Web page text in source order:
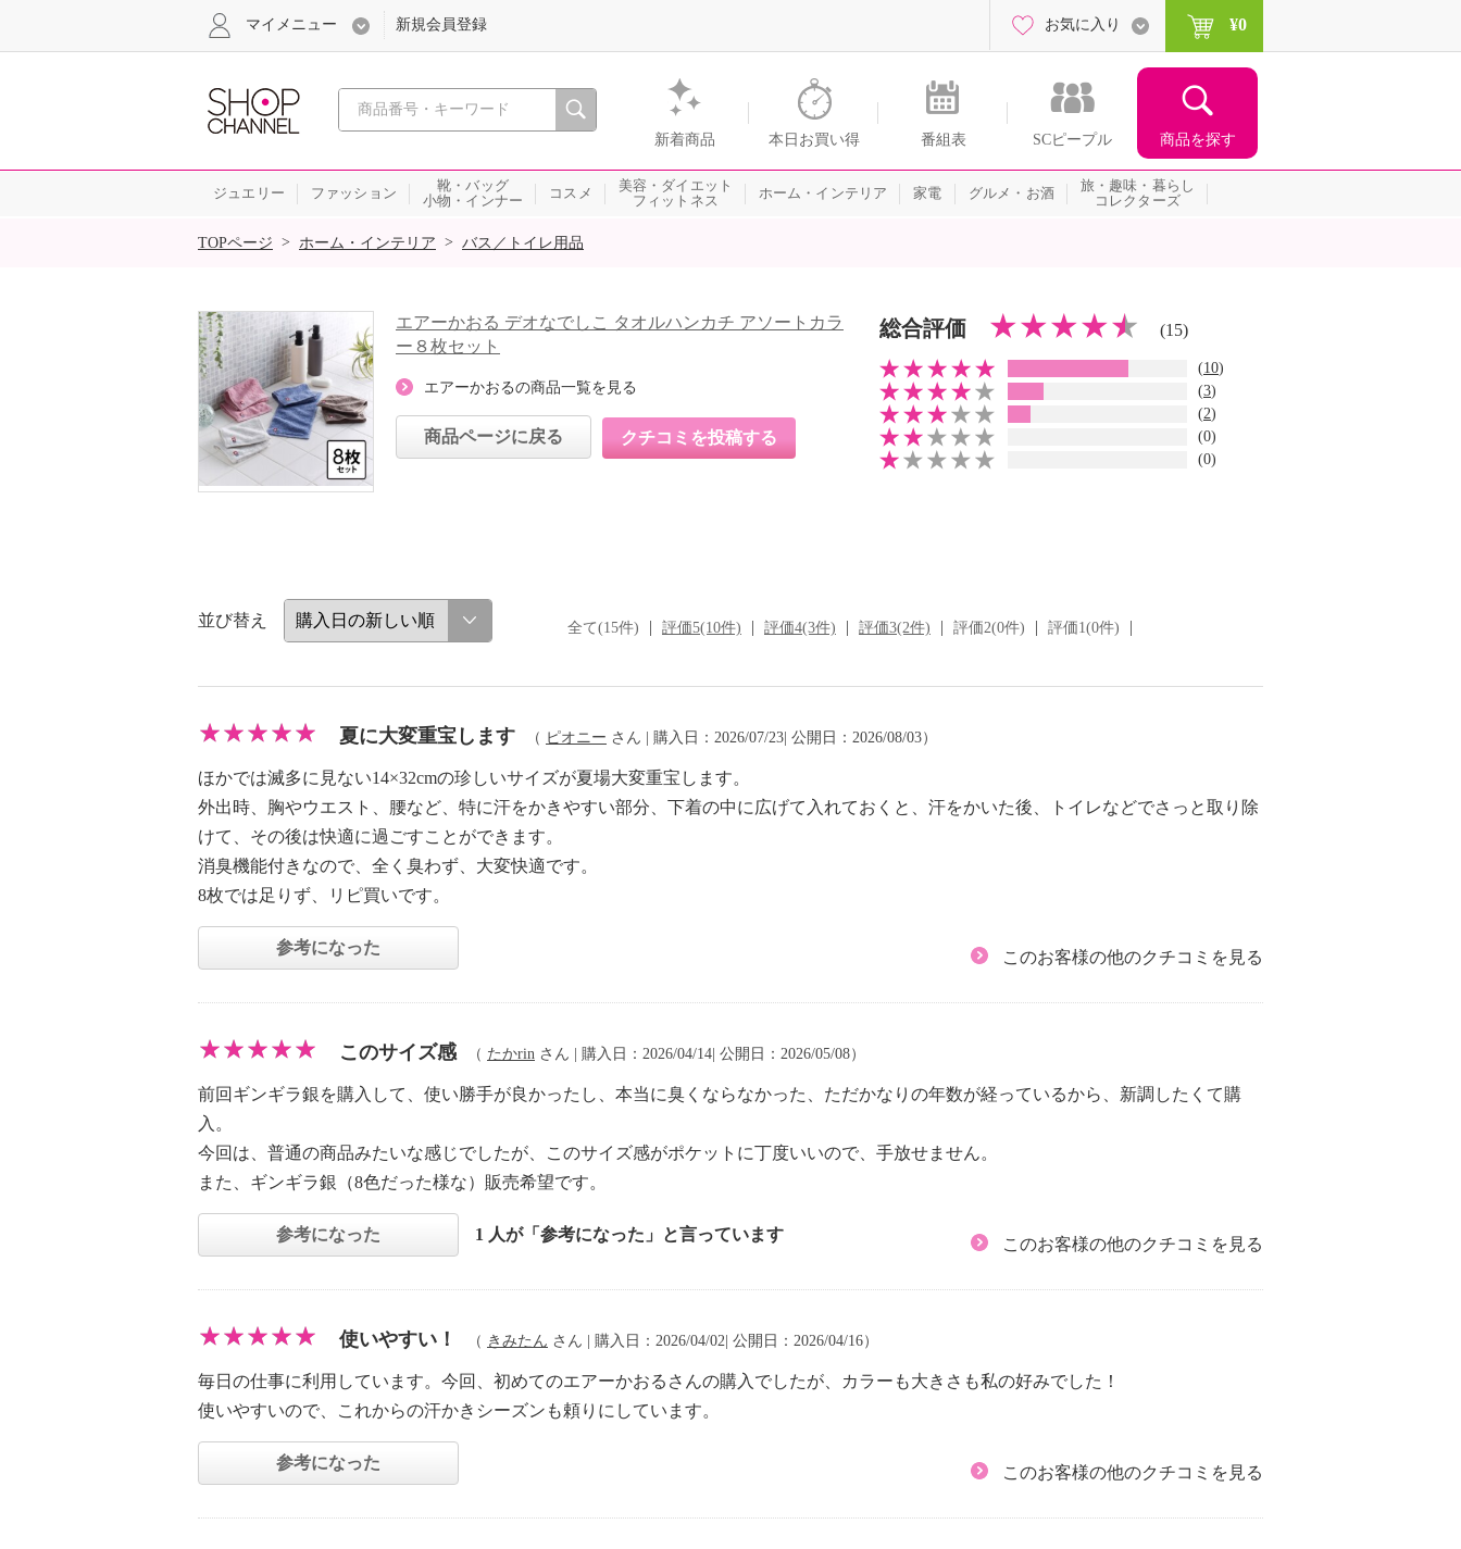
心おどる、瞬間を。通販・テレビショッピングのショップチャンネル
新着商品 本日お買い得 番組表 SCピープル 商品を探す
マイメニュー 新規会員登録 お気に入り ¥0
ジュエリー ファッション
靴・バッグ
小物・インナー
コスメ
美容・ダイエット
フィットネス
ホーム・インテリア 家電 グルメ・お酒
旅・趣味・暮らし
コレクターズ
SALE
TOPページ > ホーム・インテリア > バス／トイレ用品
エアーかおる デオなでしこ タオルハンカチ アソートカラ
ー８枚セット
エアーかおるの商品一覧を見る
商品ページに戻る クチコミを投稿する
総合評価 (15)
(10)
(3)
(2)
(0)
(0)
並び替え 全て(15件) 評価5(10件) 評価4(3件) 評価3(2件) 評価2(0件) 評価1(0件)
夏に大変重宝します （ ピオニー さん | 購入日：2026/07/23| 公開日：2026/08/03）
ほかでは滅多に見ない14×32cmの珍しいサイズが夏場大変重宝します。
外出時、胸やウエスト、腰など、特に汗をかきやすい部分、下着の中に広げて入れておくと、汗をかいた後、トイレなどでさっと取り除
けて、その後は快適に過ごすことができます。
消臭機能付きなので、全く臭わず、大変快適です。
8枚では足りず、リピ買いです。
参考になった
このお客様の他のクチコミを見る
このサイズ感 （ たかrin さん | 購入日：2026/04/14| 公開日：2026/05/08）
前回ギンギラ銀を購入して、使い勝手が良かったし、本当に臭くならなかった、ただかなりの年数が経っているから、新調したくて購
入。
今回は、普通の商品みたいな感じでしたが、このサイズ感がポケットに丁度いいので、手放せません。
また、ギンギラ銀（8色だった様な）販売希望です。
参考になった 1 人が「参考になった」と言っています
このお客様の他のクチコミを見る
使いやすい！ （ きみたん さん | 購入日：2026/04/02| 公開日：2026/04/16）
毎日の仕事に利用しています。今回、初めてのエアーかおるさんの購入でしたが、カラーも大きさも私の好みでした！
使いやすいので、これからの汗かきシーズンも頼りにしています。
参考になった
このお客様の他のクチコミを見る